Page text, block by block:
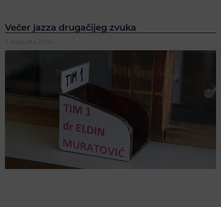
Večer jazza drugačijeg zvuka
7. Augusta 2026.